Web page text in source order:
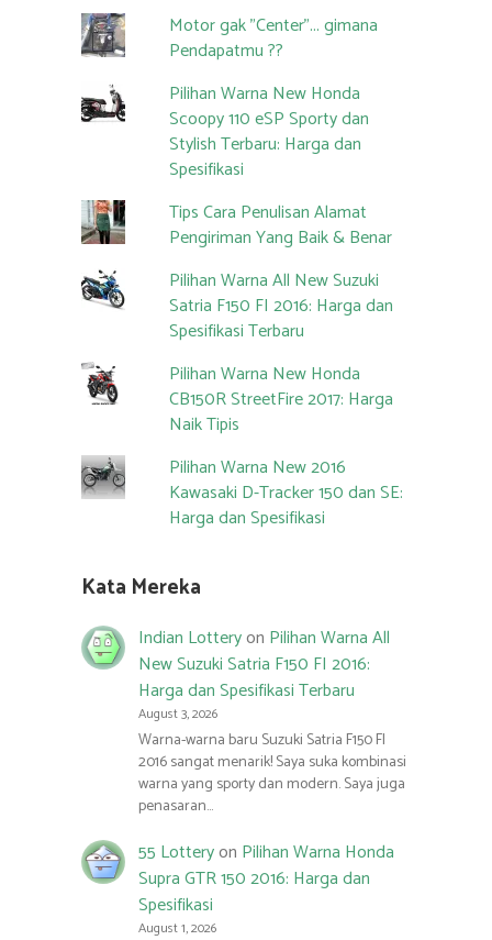
Motor gak "Center"... gimana
Pendapatmu ??
Pilihan Warna New Honda
Scoopy 110 eSP Sporty dan
Stylish Terbaru: Harga dan
Spesifikasi
Tips Cara Penulisan Alamat
Pengiriman Yang Baik & Benar
Pilihan Warna All New Suzuki
Satria F150 FI 2016: Harga dan
Spesifikasi Terbaru
Pilihan Warna New Honda
CB150R StreetFire 2017: Harga
Naik Tipis
Pilihan Warna New 2016
Kawasaki D-Tracker 150 dan SE:
Harga dan Spesifikasi
Kata Mereka
Indian Lotteryon Pilihan Warna All
New Suzuki Satria F150 FI 2016:
Harga dan Spesifikasi Terbaru
August 3, 2026
Warna-warna baru Suzuki Satria F150 FI
2016 sangat menarik! Saya suka kombinasi
warna yang sporty dan modern. Saya juga
penasaran…
55 Lotteryon Pilihan Warna Honda
Supra GTR 150 2016: Harga dan
Spesifikasi
August 1, 2026